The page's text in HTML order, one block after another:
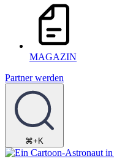
MAGAZIN
Partner werden
⌘+K